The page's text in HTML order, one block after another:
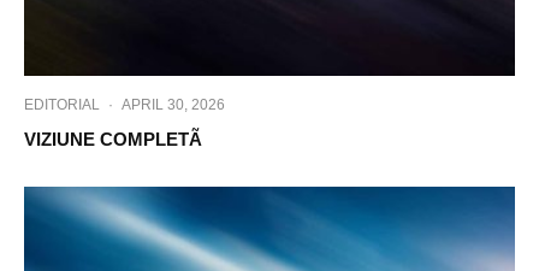
EDITORIAL · APRIL 30, 2026
VIZIUNE COMPLETÃ